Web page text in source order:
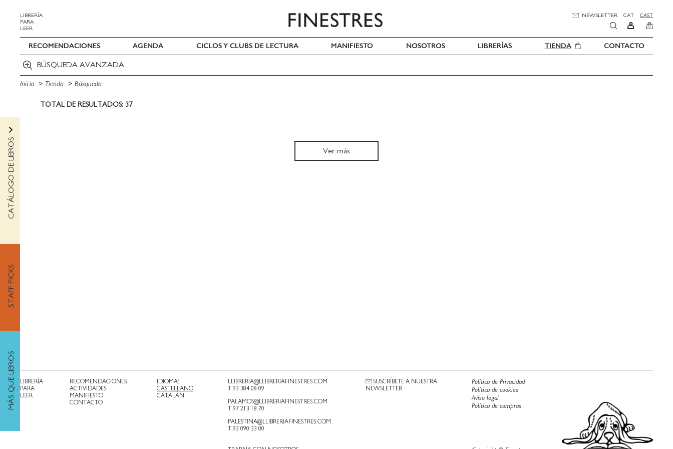
LIBRERÍA
PARA
LEER
NEWSLETTER CAT CAST
0
RECOMENDACIONES AGENDA CICLOS Y CLUBS DE LECTURA MANIFIESTO NOSOTROS LIBRERÍAS TIENDA CONTACTO
BÚSQUEDA AVANZADA
Inicio Tienda Búsqueda
TOTAL DE RESULTADOS: 37
CATÁLOGO DE LIBROS
STAFF PICKS
MÁS QUE LIBROS
Ver más
LIBRERÍA
PARA
LEER
RECOMENDACIONES
ACTIVIDADES
MANIFIESTO
CONTACTO
IDIOMA:
CASTELLANO
CATALÁN
LLIBRERIA@LLIBRERIAFINESTRES.COM
T.93 384 08 09
PALAMOS@LLIBRERIAFINESTRES.COM
T.97 213 18 70
PALESTINA@LLIBRERIAFINESTRES.COM
T.93 090 33 00
SUSCRÍBETE A NUESTRA
NEWSLETTER
Política de Privacidad
Política de cookies
Aviso legal
Política de compras